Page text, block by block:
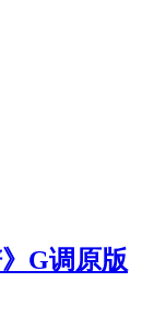
G调原版